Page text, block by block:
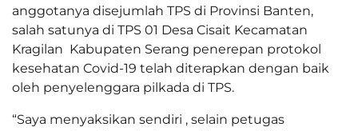
anggotanya disejumlah TPS di Provinsi Banten,
salah satunya di TPS 01 Desa Cisait Kecamatan
Kragilan Kabupaten Serang penerepan protokol
kesehatan Covid-19 telah diterapkan dengan baik
oleh penyelenggara pilkada di TPS.
“Saya menyaksikan sendiri , selain petugas